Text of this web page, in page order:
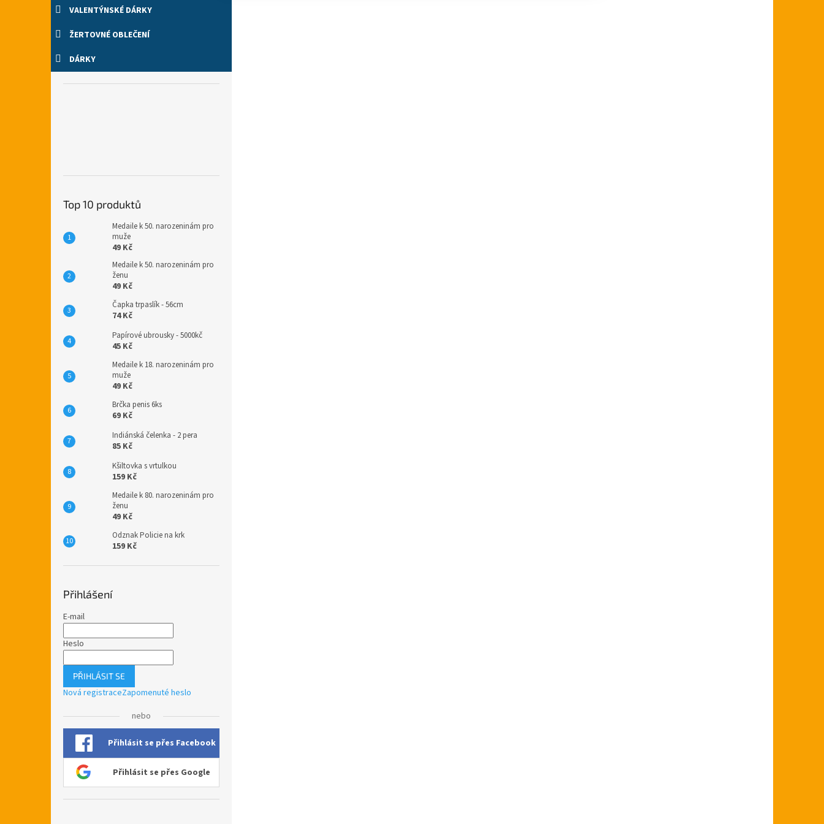
VALENTÝNSKÉ DÁRKY
ŽERTOVNÉ OBLEČENÍ
DÁRKY
Top 10 produktů
Medaile k 50. narozeninám pro
muže
49 Kč
Medaile k 50. narozeninám pro
ženu
49 Kč
Čapka trpaslík - 56cm
74 Kč
Papírové ubrousky - 5000kč
45 Kč
Medaile k 18. narozeninám pro
muže
49 Kč
Brčka penis 6ks
69 Kč
Indiánská čelenka - 2 pera
85 Kč
Kšiltovka s vrtulkou
159 Kč
Medaile k 80. narozeninám pro
ženu
49 Kč
Odznak Policie na krk
159 Kč
Přihlášení
E-mail
Heslo
PŘIHLÁSIT SE
Nová registraceZapomenuté heslo
nebo
Přihlásit se přes Facebook
Přihlásit se přes Google